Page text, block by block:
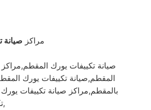
مراكز صيانة
صيانة تكييفات يورك
المقطم,صيانة تكييفات يورك
بالمقطم,مراكز صيانة تكييفات
تكييفات يورك المقطم,